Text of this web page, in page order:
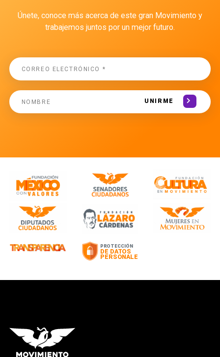
Únete, conoce más acerca de este gran Movimiento y
trabajemos juntos por un mejor futuro.
UNIRME